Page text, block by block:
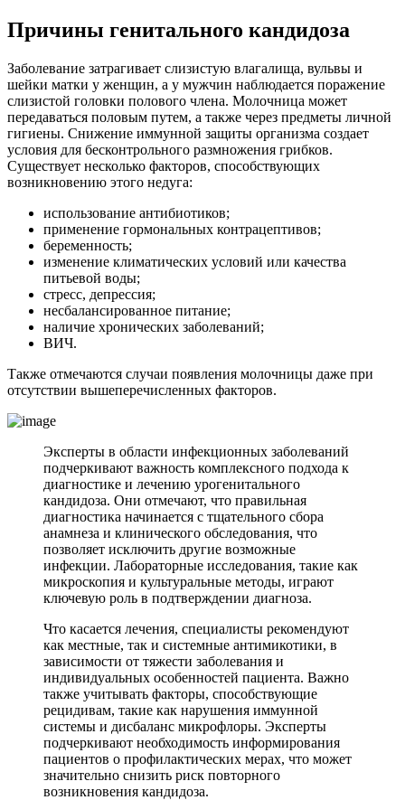
Причины генитального кандидоза
Заболевание затрагивает слизистую влагалища, вульвы и
шейки матки у женщин, а у мужчин наблюдается поражение
слизистой головки полового члена. Молочница может
передаваться половым путем, а также через предметы личной
гигиены. Снижение иммунной защиты организма создает
условия для бесконтрольного размножения грибков.
Существует несколько факторов, способствующих
возникновению этого недуга:
использование антибиотиков;
применение гормональных контрацептивов;
беременность;
изменение климатических условий или качества
питьевой воды;
стресс, депрессия;
несбалансированное питание;
наличие хронических заболеваний;
ВИЧ.
Также отмечаются случаи появления молочницы даже при
отсутствии вышеперечисленных факторов.
Эксперты в области инфекционных заболеваний
подчеркивают важность комплексного подхода к
диагностике и лечению урогенитального
кандидоза. Они отмечают, что правильная
диагностика начинается с тщательного сбора
анамнеза и клинического обследования, что
позволяет исключить другие возможные
инфекции. Лабораторные исследования, такие как
микроскопия и культуральные методы, играют
ключевую роль в подтверждении диагноза.
Что касается лечения, специалисты рекомендуют
как местные, так и системные антимикотики, в
зависимости от тяжести заболевания и
индивидуальных особенностей пациента. Важно
также учитывать факторы, способствующие
рецидивам, такие как нарушения иммунной
системы и дисбаланс микрофлоры. Эксперты
подчеркивают необходимость информирования
пациентов о профилактических мерах, что может
значительно снизить риск повторного
возникновения кандидоза.